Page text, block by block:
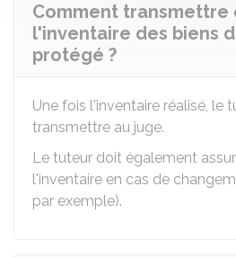
Comment transmettre
l'inventaire des biens
protégé ?
Une fois l'inventaire réalisé, le
transmettre au juge.
Le tuteur doit également
l'inventaire en cas de
par exemple).